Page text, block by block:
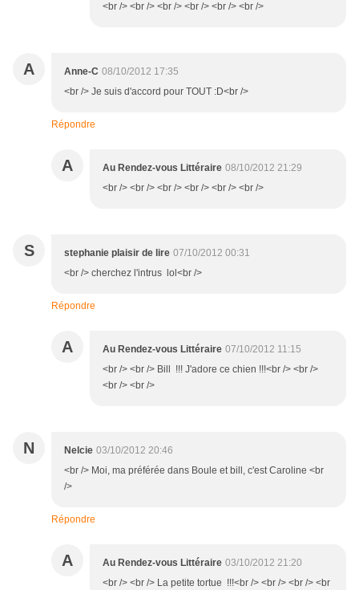
<br /> <br /> <br /> <br /> <br /> <br />
A Anne-C 08/10/2012 17:35
<br /> Je suis d'accord pour TOUT :D<br />
Répondre
A Au Rendez-vous Littéraire 08/10/2012 21:29
<br /> <br /> <br /> <br /> <br /> <br />
S stephanie plaisir de lire 07/10/2012 00:31
<br /> cherchez l'intrus lol<br />
Répondre
A Au Rendez-vous Littéraire 07/10/2012 11:15
<br /> <br /> Bill !!! J'adore ce chien !!!<br /> <br />
<br /> <br />
N Nelcie 03/10/2012 20:46
<br /> Moi, ma préférée dans Boule et bill, c'est Caroline <br
/>
Répondre
A Au Rendez-vous Littéraire 03/10/2012 21:20
<br /> <br /> La petite tortue !!!<br /> <br /> <br /> <br